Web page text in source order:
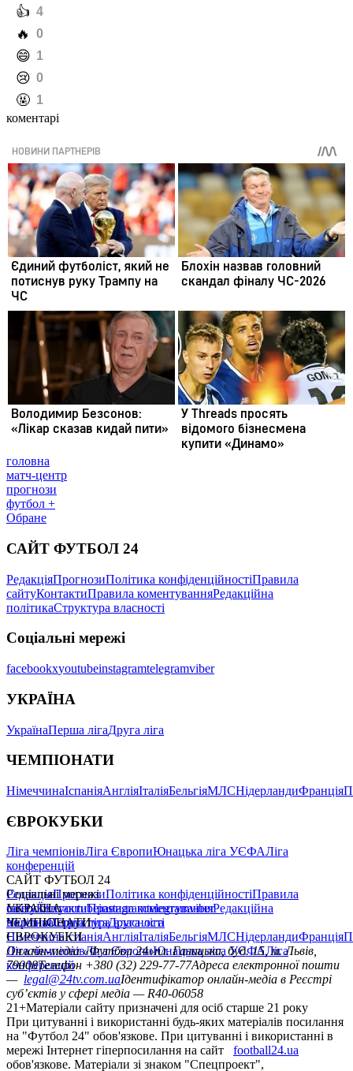
️👍 4
️🔥 0
️😄 1
️😢 0
️🤬 1
коментарі
головна
матч-центр
прогнози
футбол +
Обране
САЙТ ФУТБОЛ 24
РедакціяПрогнозиПолітика конфіденційностіПравила
сайтуКонтактиПравила коментуванняРедакційна
політикаСтруктура власності
Соціальні мережі
facebookxyoutubeinstagramtelegramviber
УКРАЇНА
УкраїнаПерша лігаДруга ліга
ЧЕМПІОНАТИ
НімеччинаІспаніяАнгліяІталіяБельгіяМЛСНідерландиФранція
ЄВРОКУБКИ
Ліга чемпіонівЛіга ЄвропиЮнацька ліга УЄФАЛіга
конференцій
САЙТ ФУТБОЛ 24
РедакціяПрогнозиПолітика конфіденційностіПравила
сайтуКонтактиПравила коментуванняРедакційна
політикаСтруктура власності
Соціальні мережі
facebookxyoutubeinstagramtelegramviber
УКРАЇНА
УкраїнаПерша лігаДруга ліга
ЧЕМПІОНАТИ
НімеччинаІспаніяАнгліяІталіяБельгіяМЛСНідерландиФранція
ЄВРОКУБКИ
Ліга чемпіонівЛіга ЄвропиЮнацька ліга УЄФАЛіга
конференцій
Онлайн-медіа «Футбол 24»пл. Галицька, буд. 15, м. Львів,
79008Телефон +380 (32) 229-77-77Адреса електронної пошти
— legal@24tv.com.uaІдентифікатор онлайн-медіа в Реєстрі
суб’єктів у сфері медіа — R40-06058
21+Матеріали сайту призначені для осіб старше 21 року
При цитуванні і використанні будь-яких матеріалів посилання
на "Футбол 24" обов'язкове. При цитуванні і використанні в
мережі Інтернет гіперпосилання на сайт
football24.ua
обов'язкове. Матеріали зі знаком "Спецпроект",